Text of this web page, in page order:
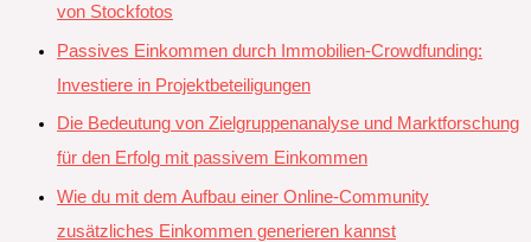
von Stockfotos
Passives Einkommen durch Immobilien-Crowdfunding:
Investiere in Projektbeteiligungen
Die Bedeutung von Zielgruppenanalyse und Marktforschung
für den Erfolg mit passivem Einkommen
Wie du mit dem Aufbau einer Online-Community
zusätzliches Einkommen generieren kannst